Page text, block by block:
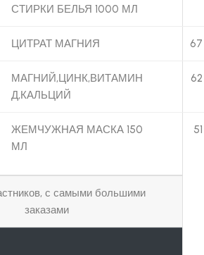
СТИРКИ БЕЛЬЯ 1000 МЛ
ЦИТРАТ МАГНИЯ 67
МАГНИЙ,ЦИНК,ВИТАМИН
Д,КАЛЬЦИЙ
62
ЖЕМЧУЖНАЯ МАСКА 150
МЛ
51
с самыми большими
заказами